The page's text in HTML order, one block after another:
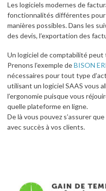
Les logiciels modernes de
fonctionnalités différentes
manières possibles. Dans les
des devis, l’exportation des
Un logiciel de comptabilité
Prenons l’exemple deBISON
nécessaires pour tout type
utilisant un logiciel SAAS vous
l’ergonomie puisque vous
quelle plateforme en ligne.
De là vous pouvez s’assurer
avec succès à vos clients.